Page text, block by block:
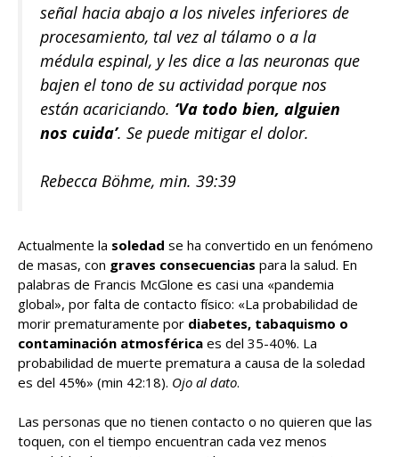
señal hacia abajo a los niveles inferiores de
procesamiento, tal vez al tálamo o a la
médula espinal, y les dice a las neuronas que
bajen el tono de su actividad porque nos
están acariciando. ‘Va todo bien, alguien
nos cuida’. Se puede mitigar el dolor.
Rebecca Böhme, min. 39:39
Actualmente la soledad se ha convertido en un fenómeno
de masas, con graves consecuencias para la salud. En
palabras de Francis McGlone es casi una «pandemia
global», por falta de contacto físico: «La probabilidad de
morir prematuramente por diabetes, tabaquismo o
contaminación atmosférica es del 35-40%. La
probabilidad de muerte prematura a causa de la soledad
es del 45%» (min 42:18). Ojo al dato.
Las personas que no tienen contacto o no quieren que las
toquen, con el tiempo encuentran cada vez menos